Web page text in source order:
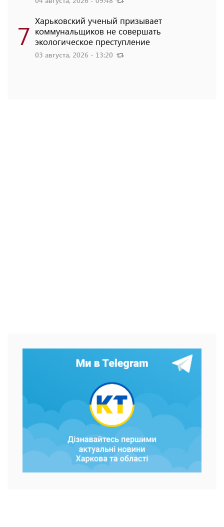
7 Харьковский ученый призывает
коммунальщиков не совершать
экологическое преступление
03 августа, 2026 - 13:20